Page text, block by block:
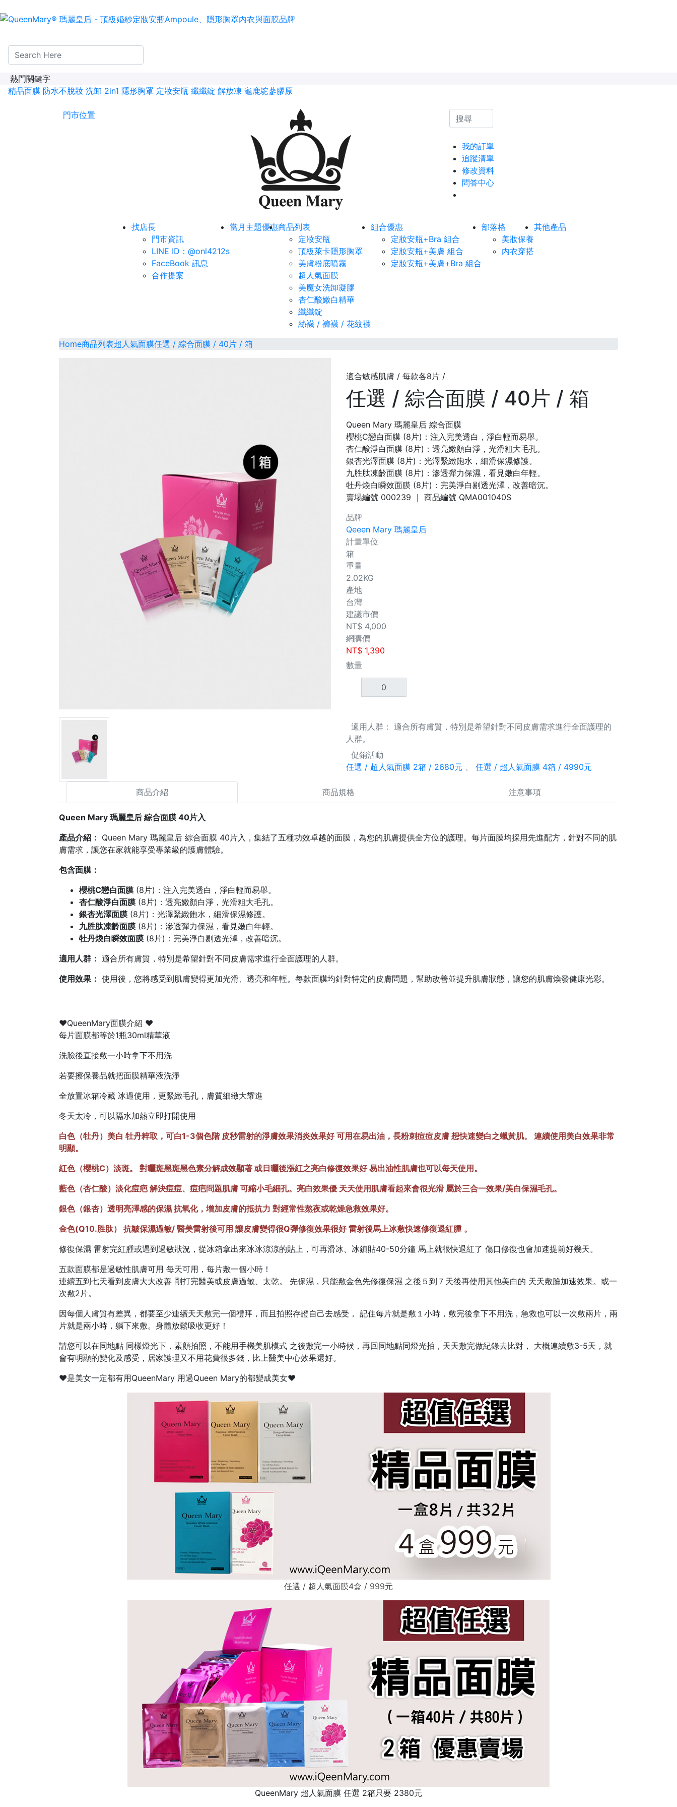
熱門關鍵字
精品面膜 防水不脫妝 洗卸 2in1 隱形胸罩 定妝安瓶 纖纖錠 解放凍 龜鹿鴕蔘膠原
門市位置
我的訂單
追蹤清單
修改資料
問答中心
找店長
門市資訊
LINE ID：@onl4212s
FaceBook 訊息
合作提案
當月主題優惠商品列表
定妝安瓶
頂級萊卡隱形胸罩
美膚粉底噴霧
超人氣面膜
美魔女洗卸凝膠
杏仁酸嫩白精華
纖纖錠
絲襪 / 褲襪 / 花紋襪
組合優惠
定妝安瓶+Bra 組合
定妝安瓶+美膚 組合
定妝安瓶+美膚+Bra 組合
部落格
美妝保養
內衣穿搭
其他產品
Home商品列表超人氣面膜任選 / 綜合面膜 / 40片 / 箱
適合敏感肌膚 / 每款各8片 /
任選 / 綜合面膜 / 40片 / 箱
Queen Mary 瑪麗皇后 綜合面膜
櫻桃C戀白面膜 (8片)：注入完美透白，淨白輕而易舉。
杏仁酸淨白面膜 (8片)：透亮嫩顏白淨，光滑粗大毛孔。
銀杏光澤面膜 (8片)：光澤緊緻飽水，細滑保濕修護。
九胜肽凍齡面膜 (8片)：滲透彈力保濕，看見嫩白年輕。
牡丹煥白瞬效面膜 (8片)：完美淨白剔透光澤，改善暗沉。
賣場編號 000239 ｜ 商品編號 QMA001040S
品牌
Qeeen Mary 瑪麗皇后
計量單位
箱
重量
2.02KG
產地
台灣
建議市價
NT$ 4,000
網購價
NT$ 1,390
數量
適用人群： 適合所有膚質，特別是希望針對不同皮膚需求進行全面護理的
人群。
促銷活動
任選 / 超人氣面膜 2箱 / 2680元
任選 / 超人氣面膜 4箱 / 4990元
商品介紹 商品規格 注意事項
Queen Mary 瑪麗皇后 綜合面膜 40片入
產品介紹： Queen Mary 瑪麗皇后 綜合面膜 40片入，集結了五種功效卓越的面膜，為您的肌膚提供全方位的護理。每片面膜均採用先進配方，針對不同的肌
膚需求，讓您在家就能享受專業級的護膚體驗。
包含面膜：
櫻桃C戀白面膜 (8片)：注入完美透白，淨白輕而易舉。
杏仁酸淨白面膜 (8片)：透亮嫩顏白淨，光滑粗大毛孔。
銀杏光澤面膜 (8片)：光澤緊緻飽水，細滑保濕修護。
九胜肽凍齡面膜 (8片)：滲透彈力保濕，看見嫩白年輕。
牡丹煥白瞬效面膜 (8片)：完美淨白剔透光澤，改善暗沉。
適用人群： 適合所有膚質，特別是希望針對不同皮膚需求進行全面護理的人群。
使用效果： 使用後，您將感受到肌膚變得更加光滑、透亮和年輕。每款面膜均針對特定的皮膚問題，幫助改善並提升肌膚狀態，讓您的肌膚煥發健康光彩。
♥️QueenMary面膜介紹 ♥️
每片面膜都等於1瓶30ml精華液
洗臉後直接敷一小時拿下不用洗
若要擦保養品就把面膜精華液洗淨
全放置冰箱冷藏 冰過使用，更緊緻毛孔，膚質細緻大耀進
冬天太冷，可以隔水加熱立即打開使用
白色（牡丹）美白 牡丹粹取，可白1-3個色階 皮秒雷射的淨膚效果消炎效果好 可用在易出油，長粉刺痘痘皮膚 想快速變白之蠟黃肌。 連續使用美白效果非常
明顯。
紅色（櫻桃C）淡斑。 對曬斑黑斑黑色素分解成效顯著 或日曬後漲紅之亮白修復效果好 易出油性肌膚也可以每天使用。
藍色（杏仁酸）淡化痘疤 解決痘痘、痘疤問題肌膚 可縮小毛細孔。亮白效果優 天天使用肌膚看起來會很光滑 屬於三合一效果/美白保濕毛孔。
銀色（銀杏）透明亮澤感的保濕 抗氧化，增加皮膚的抵抗力 對經常性熬夜或乾燥急救效果好。
金色(Q10.胜肽） 抗皺保濕過敏/ 醫美雷射後可用 讓皮膚變得很Q彈修復效果很好 雷射後馬上冰敷快速修復退紅腫 。
修復保濕 雷射完紅腫或遇到過敏狀況，從冰箱拿出來冰冰涼涼的貼上，可再滑冰、冰鎮貼40-50分鐘 馬上就很快退紅了 傷口修復也會加速提前好幾天。
五款面膜都是過敏性肌膚可用 每天可用，每片敷一個小時！
連續五到七天看到皮膚大大改善 剛打完醫美或皮膚過敏、太乾。 先保濕，只能敷金色先修復保濕 之後５到７天後再使用其他美白的 天天敷臉加速效果。或一
次敷2片。
因每個人膚質有差異，都要至少連續天天敷完一個禮拜，而且拍照存證自己去感受， 記住每片就是敷１小時，敷完後拿下不用洗，急救也可以一次敷兩片，兩
片就是兩小時，躺下來敷。身體放鬆吸收更好！
請您可以在同地點 同樣燈光下，素顏拍照，不能用手機美肌模式 之後敷完一小時候，再回同地點同燈光拍，天天敷完做紀錄去比對， 大概連續敷3-5天，就
會有明顯的變化及感受，居家護理又不用花費很多錢，比上醫美中心效果還好。
♥️是美女一定都有用QueenMary 用過Queen Mary的都變成美女♥️
任選 / 超人氣面膜4盒 / 999元
QueenMary 超人氣面膜 任選 2箱只要 2380元